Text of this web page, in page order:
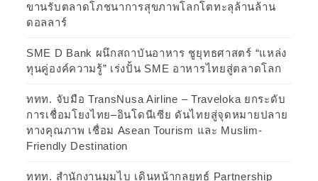
ขานรับตลาดโภชนาการสุขภาพโลกโตทะลุล้านล้าน
ดอลลาร์
SME D Bank ผนึกสถาบันอาหาร ชูยุทธศาสตร์ “แหล่ง
ทุนคู่องค์ความรู้” เร่งปั้น SME อาหารไทยสู่ตลาดโลก
ททท. จับมือ TransNusa Airline – Traveloka ยกระดับ
การเชื่อมโยงไทย–อินโดนีเซีย ดันไทยสู่จุดหมายปลาย
ทางคุณภาพ เชื่อม Asean Tourism และ Muslim-
Friendly Destination
ททท. สำนักงานมุมไบ เดินหน้ากลยุทธ์ Partnership